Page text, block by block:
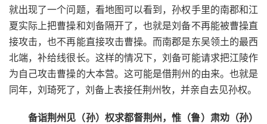
就出现了一个问题，看地图可以看到，孙权手里的南郡和江
夏实际上把曹操和刘备隔开了，也就是刘备不再能被曹操直
接攻击，也不再能直接攻击曹操。而南郡是东吴领土的最西
北端，补给线很长。这样的情况下，刘备可能请求把江陵作
为自己攻击曹操的大本营。这可能是借荆州的由来。也就是
同年，刘琦死了，刘备上表接任荆州牧，并亲自去见孙权。
备诣荆州见（孙）权求都督荆州，惟（鲁）肃劝（孙）